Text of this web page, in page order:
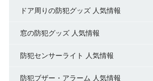
ドア周りの防犯グッズ 人気情報
窓の防犯グッズ 人気情報
防犯センサーライト 人気情報
防犯ブザー・アラーム 人気情報